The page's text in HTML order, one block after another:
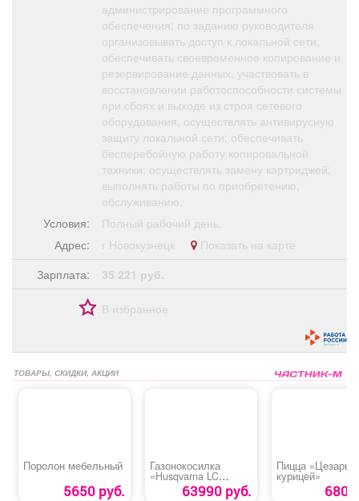
администрирование программного
обеспечения; по заданию руководителя
организовывать доступ к локальной сети,
обеспечивать своевременное копирование и
резервирование данных, участвовать в
восстановлении работоспособности системы
при сбоях и выходе из строя сетевого
оборудования, осуществлять антивирусную
защиту локальной сети; обеспечивать
бесперебойную работу копировальной
техники, осуществлять замену картриджей;
выполнять работы по приобретению,
обслуживанию.
Условия:
Полный рабочий день.
Адрес:
г Новокузнецк
Показать на карте
Зарплата:
35 221 руб.
В избранное
ТОВАРЫ, СКИДКИ, АКЦИИ
Поролон мебельный
5650 руб.
Газонокосилка
«Husqvarna LC
247SP»63990 руб.
Пицца «Цезарь с
курицей»
680